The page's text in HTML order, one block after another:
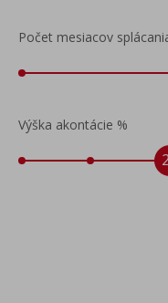
Počet mesiacov
Výška akontácie %